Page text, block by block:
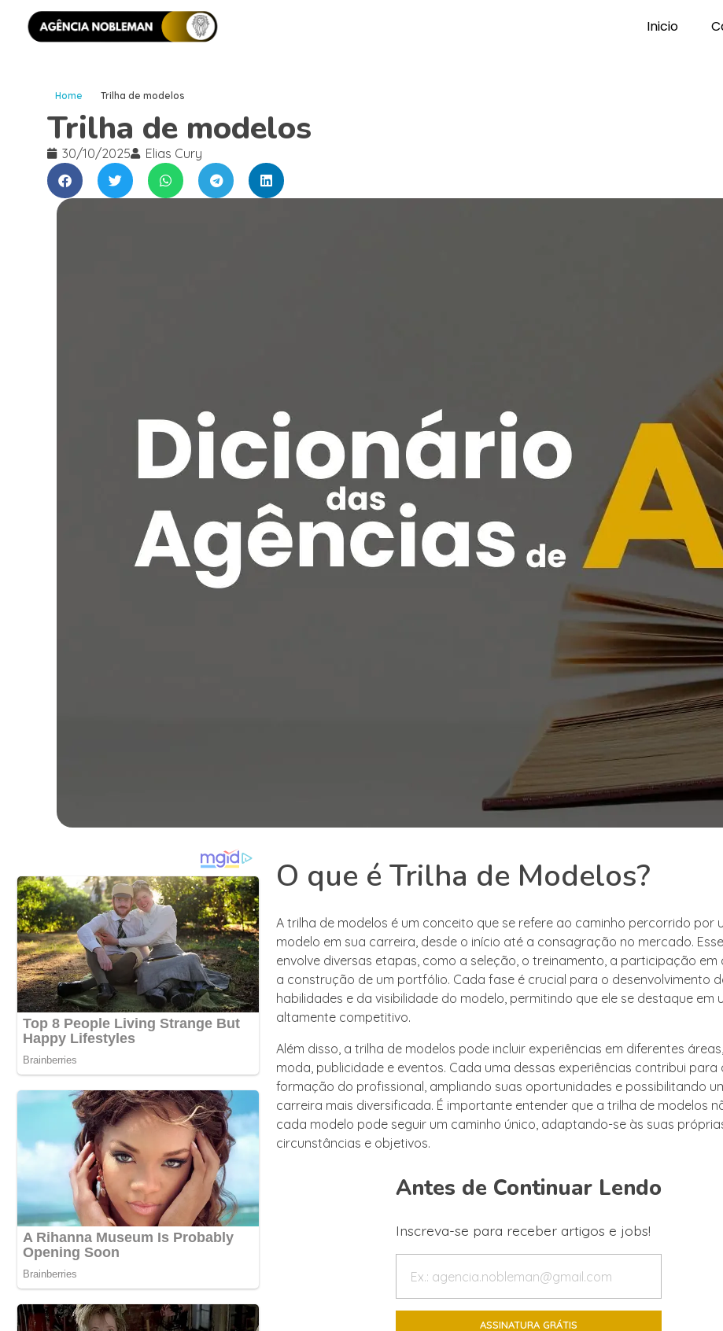
Inicio
Home Trilha de modelos
Trilha de modelos
30/10/2025 Elias Cury
O que é Trilha de Modelos?
A trilha de modelos é um conceito que se refere ao caminho percorrido por
modelo em sua carreira, desde o início até a consagração no mercado.
envolve diversas etapas, como a seleção, o treinamento, a participação em
a construção de um portfólio. Cada fase é crucial para o desenvolvimento
habilidades e da visibilidade do modelo, permitindo que ele se destaque em
altamente competitivo.
Além disso, a trilha de modelos pode incluir experiências em diferentes
moda, publicidade e eventos. Cada uma dessas experiências contribui para
formação do profissional, ampliando suas oportunidades e possibilitando
carreira mais diversificada. É importante entender que a trilha de modelos
cada modelo pode seguir um caminho único, adaptando-se às suas
circunstâncias e objetivos.
Antes de Continuar Lendo
Inscreva-se para receber artigos e jobs!